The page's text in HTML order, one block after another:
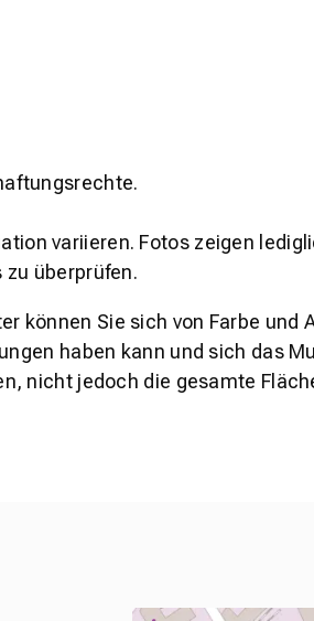
variieren. Fotos zeigen
überprüfen.
können Sie sich von Farbe
haben kann und sich das
nicht jedoch die gesamte